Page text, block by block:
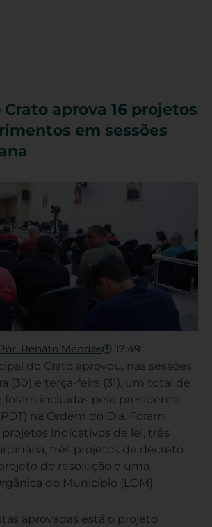
Crato aprova 16 projetos
em sessões
Por: Renato Mendes 17:49
do Crato aprovou, nas sessões
(30) e terça-feira (31), um total de
foram incluídas pelo presidente
na Ordem do Dia. Foram
indicativos de lei, três
três projetos de decreto
de resolução e uma
do Município (LOM).
aprovadas está o projeto